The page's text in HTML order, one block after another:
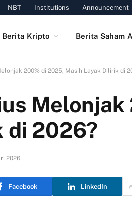
NBT Institutions Announcement
Berita Kripto Berita Saham
200% di 2025, Masih Layak Dilirik di
di 2026?
2026
Facebook LinkedIn